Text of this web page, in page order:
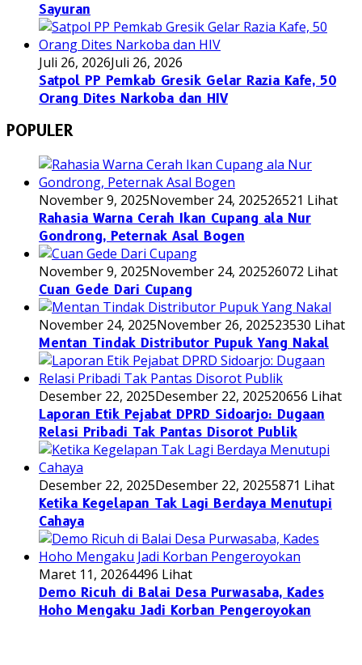
Sayuran
Juli 26, 2026Juli 26, 2026
Satpol PP Pemkab Gresik Gelar Razia Kafe, 50
Orang Dites Narkoba dan HIV
POPULER
November 9, 2025November 24, 202526521 Lihat
Rahasia Warna Cerah Ikan Cupang ala Nur
Gondrong, Peternak Asal Bogen
November 9, 2025November 24, 202526072 Lihat
Cuan Gede Dari Cupang
November 24, 2025November 26, 202523530 Lihat
Mentan Tindak Distributor Pupuk Yang Nakal
Desember 22, 2025Desember 22, 202520656 Lihat
Laporan Etik Pejabat DPRD Sidoarjo: Dugaan
Relasi Pribadi Tak Pantas Disorot Publik
Desember 22, 2025Desember 22, 20255871 Lihat
Ketika Kegelapan Tak Lagi Berdaya Menutupi
Cahaya
Maret 11, 20264496 Lihat
Demo Ricuh di Balai Desa Purwasaba, Kades
Hoho Mengaku Jadi Korban Pengeroyokan